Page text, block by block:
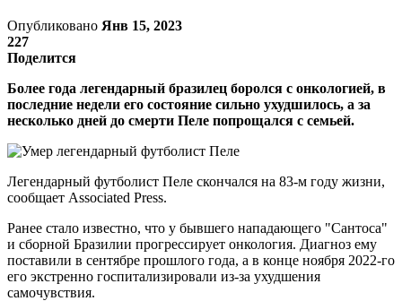
Опубликовано Янв 15, 2023
227
Поделится
Более года легендарный бразилец боролся с онкологией, в
последние недели его состояние сильно ухудшилось, а за
несколько дней до смерти Пеле попрощался с семьей.
Легендарный футболист Пеле скончался на 83-м году жизни,
сообщает Associated Press.
Ранее стало известно, что у бывшего нападающего "Сантоса"
и сборной Бразилии прогрессирует онкология. Диагноз ему
поставили в сентябре прошлого года, а в конце ноября 2022-го
его экстренно госпитализировали из-за ухудшения
самочувствия.